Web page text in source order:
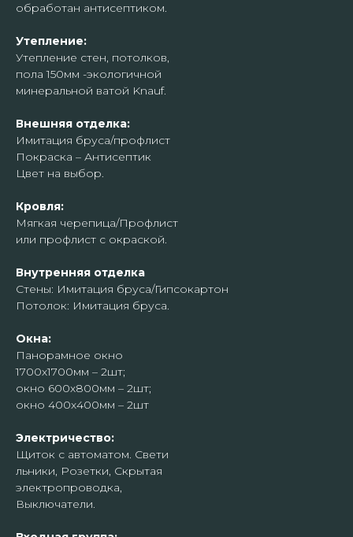
обработан антисептиком.
Утепление:
Утепление стен, потолков,
пола 150мм -экологичной
минеральной ватой Knauf.
Внешняя отделка:
Имитация бруса/профлист
Покраска – Антисептик
Цвет на выбор.
Кровля:
Мягкая черепица/Профлист
или профлист с окраской.
Внутренняя отделка
Стены: Имитация бруса/Гипсокартон
Потолок: Имитация бруса.
Окна:
Панорамное окно
1700х1700мм – 2шт;
окно 600х800мм – 2шт;
окно 400х400мм – 2шт
Электричество:
Щиток с автоматом. Свети
льники, Розетки, Скрытая
электропроводка,
Выключатели.